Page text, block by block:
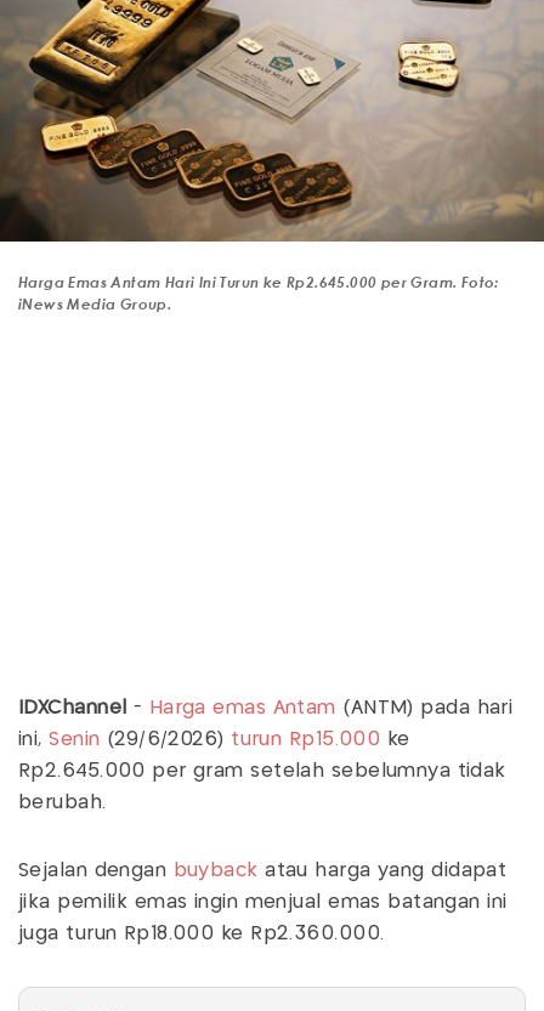
Harga Emas Antam Hari Ini Turun ke Rp2.645.000 per Gram. Foto:
iNews Media Group.
IDXChannel - Harga emas Antam (ANTM) pada hari
ini,Senin (29/6/2026) turun Rp15.000 ke
Rp2.645.000 per gram setelah sebelumnya tidak
berubah.
Sejalan dengan buyback atau harga yang didapat
jika pemilik emas ingin menjual emas batangan ini
juga turun Rp18.000 ke Rp2.360.000.